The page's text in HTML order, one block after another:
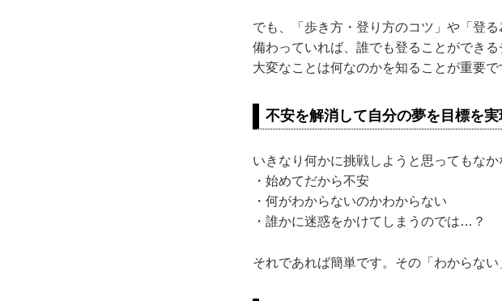
でも、「歩き方・登り方のコツ」や「登
備わっていれば、誰でも登ることができ
大変なことは何なのかを知ることが重要で
不安を解消して自分の夢を目標を実
いきなり何かに挑戦しようと思ってもな
・始めてだから不安
・何がわからないのかわからない
・誰かに迷惑をかけてしまうのでは…？
それであれば簡単です。その「わからな